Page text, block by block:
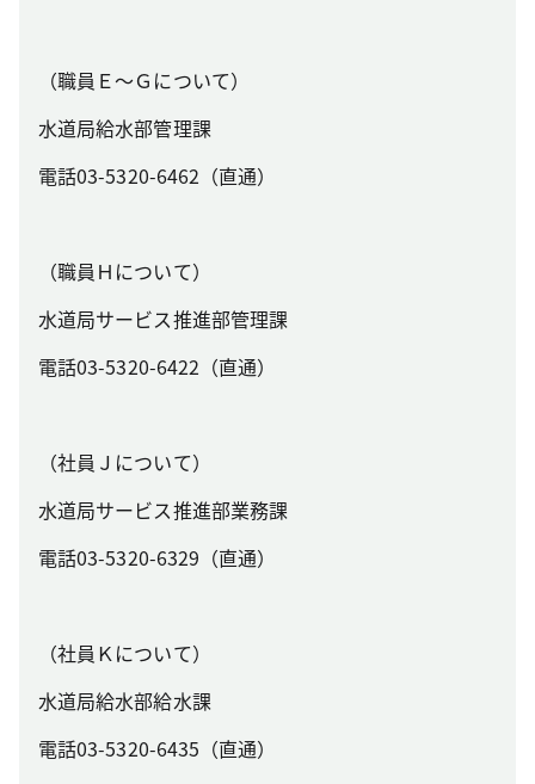
（職員Ｅ～Ｇについて）
水道局給水部管理課
電話03-5320-6462（直通）
（職員Ｈについて）
水道局サービス推進部管理課
電話03-5320-6422（直通）
（社員Ｊについて）
水道局サービス推進部業務課
電話03-5320-6329（直通）
（社員Ｋについて）
水道局給水部給水課
電話03-5320-6435（直通）